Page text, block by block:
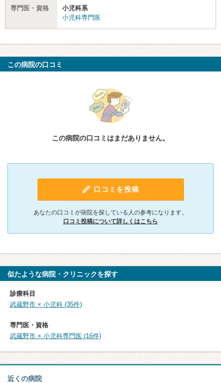
専門医・資格
小児科系
小児科専門医
この病院の口コミ
この病院の口コミはまだありません。
口コミを投稿
あなたの口コミが病院を探している人の参考になります。
口コミ投稿について詳しくはこちら
似たような病院・クリニックを探す
診療科目
武蔵野市 × 小児科 (35件)
専門医・資格
武蔵野市 × 小児科専門医 (16件)
近くの病院